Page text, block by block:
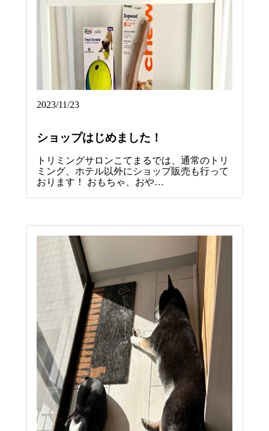
2023/11/23
ショップはじめました！
トリミングサロンこてまるでは、通常のトリ
ミング、ホテル以外にショップ販売も行って
おります！ おもちゃ、おや…